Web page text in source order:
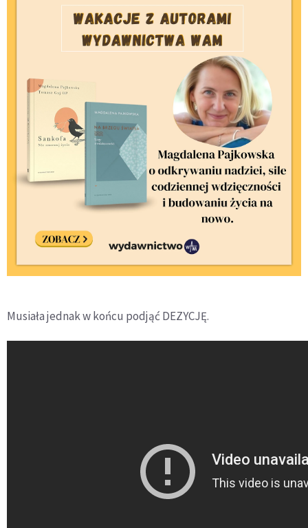
Musiała jednak w końcu podjąć DEZYCJĘ.